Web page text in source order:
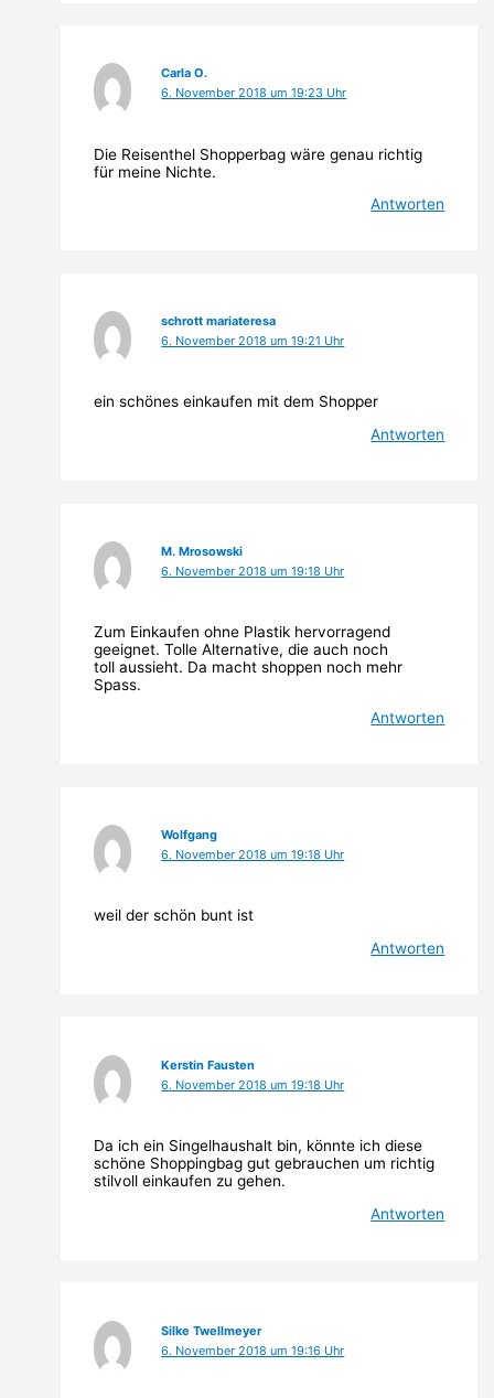
Carla O.
6. November 2018 um 19:23 Uhr
Die Reisenthel Shopperbag wäre genau richtig
für meine Nichte.
Antworten
schrott mariateresa
6. November 2018 um 19:21 Uhr
ein schönes einkaufen mit dem Shopper
Antworten
M. Mrosowski
6. November 2018 um 19:18 Uhr
Zum Einkaufen ohne Plastik hervorragend
geeignet. Tolle Alternative, die auch noch
toll aussieht. Da macht shoppen noch mehr
Spass.
Antworten
Wolfgang
6. November 2018 um 19:18 Uhr
weil der schön bunt ist
Antworten
Kerstin Fausten
6. November 2018 um 19:18 Uhr
Da ich ein Singelhaushalt bin, könnte ich diese
schöne Shoppingbag gut gebrauchen um richtig
stilvoll einkaufen zu gehen.
Antworten
Silke Twellmeyer
6. November 2018 um 19:16 Uhr